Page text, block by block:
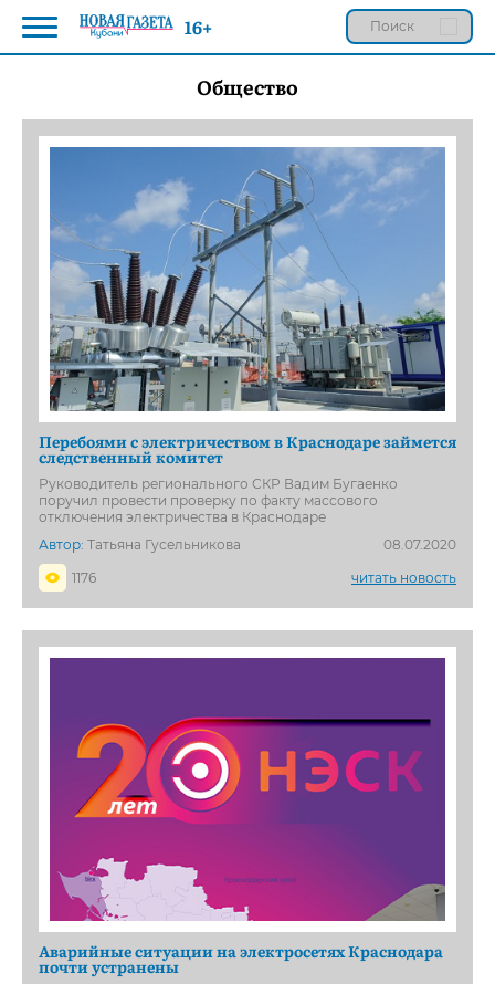
Общество
Перебоями с электричеством в Краснодаре займется
следственный комитет
Руководитель регионального СКР Вадим Бугаенко
поручил провести проверку по факту массового
отключения электричества в Краснодаре
Автор: Татьяна Гусельникова
08.07.2020
1176
читать новость
Аварийные ситуации на электросетях Краснодара
почти устранены
16+